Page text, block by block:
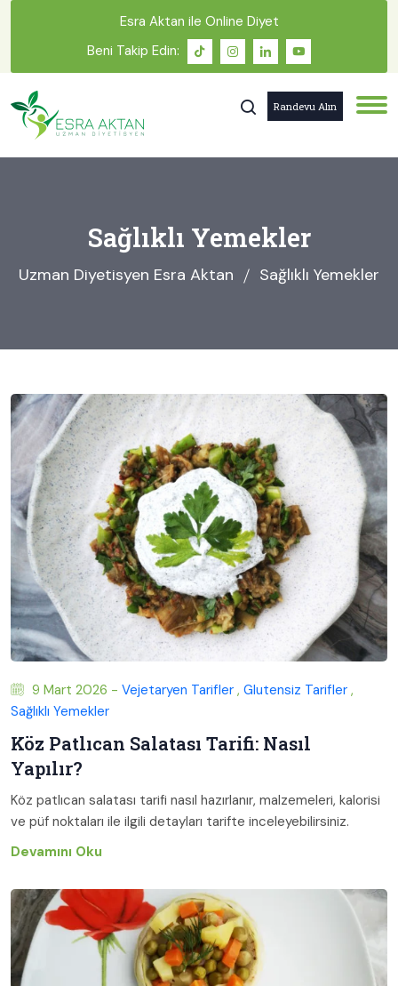
Esra Aktan ile Online Diyet
Beni Takip Edin:
Randevu Alın
Sağlıklı Yemekler
Uzman Diyetisyen Esra Aktan Sağlıklı Yemekler
9 Mart 2026 - Vejetaryen Tarifler , Glutensiz Tarifler ,
Sağlıklı Yemekler
Köz Patlıcan Salatası Tarifi: Nasıl
Yapılır?
Köz patlıcan salatası tarifi nasıl hazırlanır, malzemeleri, kalorisi
ve püf noktaları ile ilgili detayları tarifte inceleyebilirsiniz.
Devamını Oku